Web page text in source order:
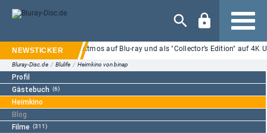
Navigation
ab 25.09. in Dolby Atmos auf Blu-ray und als "Collector’s Edition" auf 4K UHD
Bluray-Disc.de / Blulife / Heimkino von binap
Profil
Gästebuch (6)
Heimkino
Blog
Filme (311)